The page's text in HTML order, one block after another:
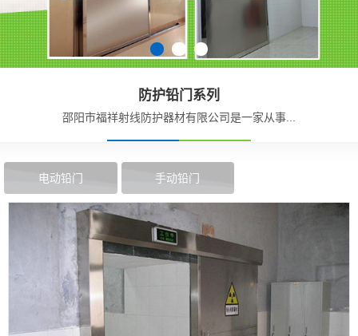
防护铅门系列
邵阳市福祥射线防护器材有限公司是一家从事...
电动铅门 手动铅门